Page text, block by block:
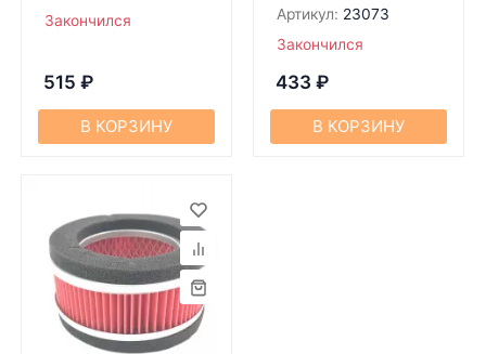
Закончился
515 ₽
В КОРЗИНУ
Артикул: 23073
Закончился
433 ₽
В КОРЗИНУ